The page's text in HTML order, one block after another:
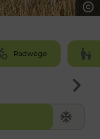
Radwege